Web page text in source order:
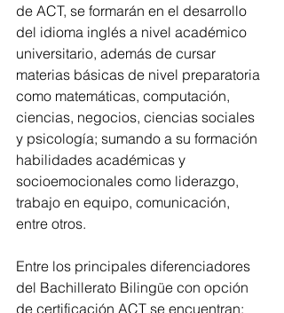
de ACT, se formarán en el desarrollo
del idioma inglés a nivel académico
universitario, además de cursar
materias básicas de nivel preparatoria
como matemáticas, computación,
ciencias, negocios, ciencias sociales
y psicología; sumando a su formación
habilidades académicas y
socioemocionales como liderazgo,
trabajo en equipo, comunicación,
entre otros.
Entre los principales diferenciadores
del Bachillerato Bilingüe con opción
de certificación ACT se encuentran: